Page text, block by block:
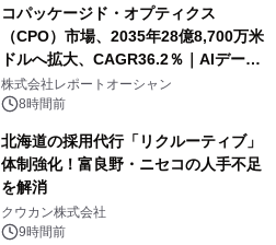
コパッケージド・オプティクス
（CPO）市場、2035年28億8,700万米
ドルへ拡大、CAGR36.2％｜AIデータ
センター・高速光通信需要が成長を加
速
株式会社レポートオーシャン
8時間前
北海道の採用代行「リクルーティブ」
体制強化！富良野・ニセコの人手不足
を解消
クウカン株式会社
9時間前